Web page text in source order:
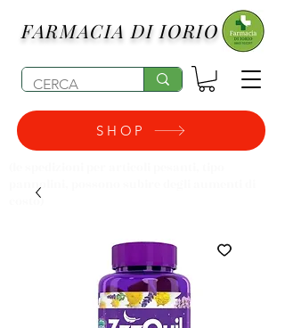
FARMACIA DI IORIO
SHOP
pannolini, possono subire degli aumenti di
costo)